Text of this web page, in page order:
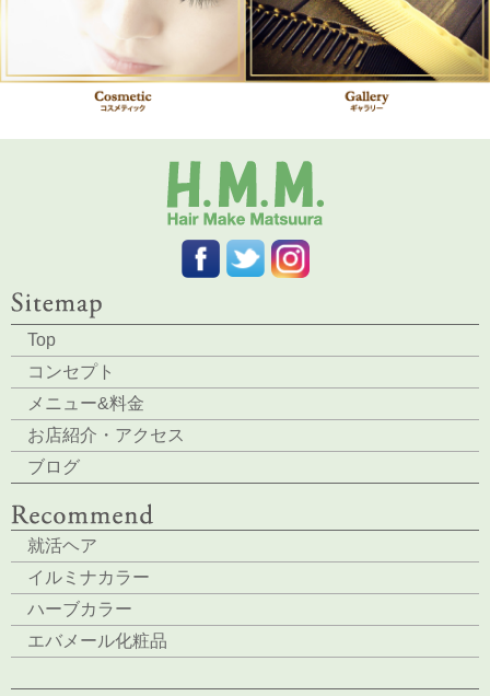
Top
コンセプト
メニュー&料金
お店紹介・アクセス
ブログ
就活ヘア
イルミナカラー
ハーブカラー
エバメール化粧品